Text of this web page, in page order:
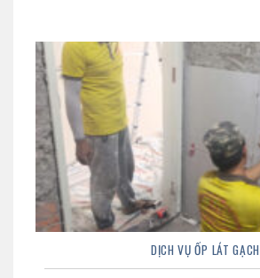
DỊCH VỤ ỐP LÁT GẠCH